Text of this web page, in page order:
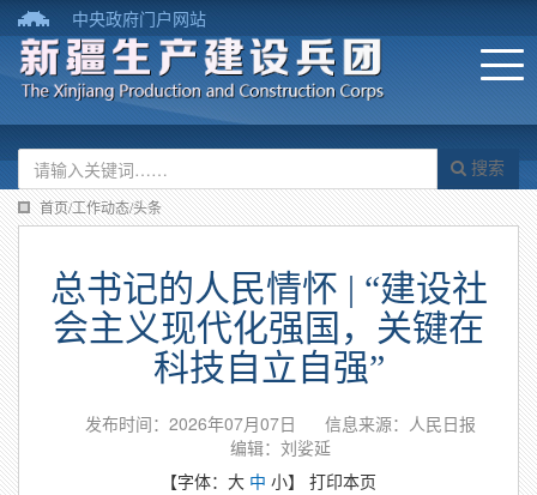
中央政府门户网站
搜索
首页/工作动态/头条
总书记的人民情怀 | “建设社
会主义现代化强国，关键在
科技自立自强”
发布时间：2026年07月07日
信息来源：人民日报
编辑：刘娑延
【字体： 大 中 小】 打印本页